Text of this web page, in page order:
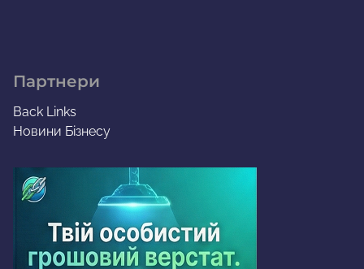
Партнери
Back Links
Новини Бізнесу